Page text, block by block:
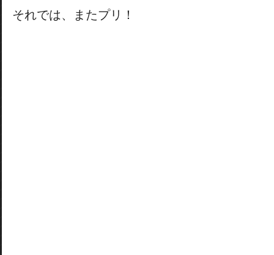
それでは、またプリ！